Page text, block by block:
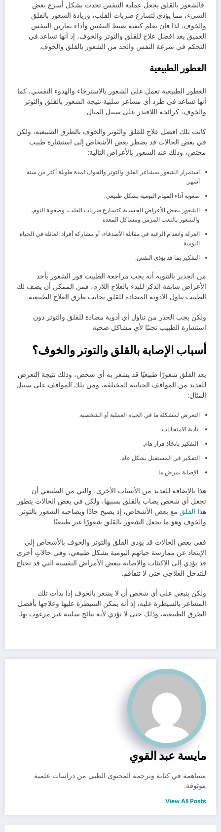
فالشعور بالقلق يجعل عملية التنفس تحدث بشكل أسرع بعض
الشيء، مما يؤدي لتسارع ضربات القلب، وزيادة الشعور بالقلق
والخوف، لذا فإن تعلم كيفية ضبط التنفس وآداء تمارين التنفس
العميق يعد افضل علاج للقلق والتوتر والخوف، إذ أنها تساعد في
التحكم في سرعة النفس والحد من الشعور بالقلق والخوف.
العطور الطبيعية
العطور الطبيعية تعمل على الشعور بالاسترخاء والهدوء النفسي، كما
أنها تساعد في طرد أي مشاعر سلبية نتيجة الشعور بالقلق والتوتر
والخوف، كرائحة اللافندر على سبيل المثال.
كانت تلك افضل علاج للقلق والتوتر والخوف بالطرق الطبيعية، ولكن
في بعض الحالات قد يضطر بعض الأشخاص إلى استشارة طبيب
مختص، وذلك عند الشعور بالأعراض التالية:
استمرار الشعور بمشاعر القلق والتوتر والخوف لمدة طويلة أكثر من ستة
أشهر.
صعوبة آداء المهام اليومية بشكل طبيعي.
الشعور ببعض الأعراض الجسدية كتسارع ضربات القلب، وصعوبة النوم،
والشعور بالتعب المزمن ومشاكل المعدة.
العزلة وانعدام الرغبة في مقابلة الأصدقاء، أو مشاركة أفراد العائلة في الحياة
اليومية.
التفكير بما قد يؤذي النفس.
من الجدير بالتنويه أنه يجب مراجعة الطبيب فور الشعور بأحد
الأعراض سابقة الذكر للبدء بالعلاج اللازم، فمن الممكن أن يصف لك
الطبيب تناول الأدوية المضادة للقلق بجانب طرق العلاج الطبيعية.
ولكن يجب الحذر من تناول أي أدوية مضادة للقلق والتوتر دون
استشارة الطبيب تجنبًا لأي مشاكل صحية.
أسباب الإصابة بالقلق والتوتر والخوف؟
يعد القلق شعورًا طبيعيًا قد يشعر به أي شخص، وذلك نتيجة التعرض
للعديد من المواقف الحياتية المختلفة، ومن تلك المواقف على سبيل
المثال:
التعرض لمشكلة ما في الحياة العملية أو الشخصية.
تأدية الامتحانات.
التفكير باتخاذ قرار هام.
التفكير في المستقبل بشكل عام.
الإصابة بمرض ما.
هذا بالإضافة للعديد من الأسباب الأخرى، والتي من الطبيعي أن
تجعل أي شخص يصاب بالقلق بسببها، ولكن في بعض الحالات يتطور
هذا القلق مع بعض الأشخاص، إذ يصبح حادًا ويصاحبه الشعور بالتوتر
والخوف وهو ما يجعل الشعور بالقلق شعورًا غير طبيعيًا.
ففي بعض الحالات قد يؤدي القلق والتوتر والخوف بالأشخاص إلى
الإبتعاد عن ممارسة حياتهم اليومية بشكل طبيعي، وفي حالاتٍ أخرى
قد يؤدي إلى الإكتئاب والإصابة ببعض الأمراض النفسية التي قد تحتاج
للتدخل العلاجي حتى لا تتفاقم.
ولكن ينبغي على أي شخص أن لا يشعر بالخوف إذا بدأت تلك
المشاعر بالسيطرة عليه، إذ أنه يمكن السيطرة عليها وعلاجها بأفضل
الطرق الطبيعية، وذلك حتى لا تؤدي لأية نتائج سلبية غير مرغوب بها.
مايسة عبد القوي
مساهمة في كتابة وترجمة المحتوى الطبي من دراسات علمية
موثوقة.
View All Posts